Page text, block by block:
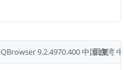
回复
9.2.4970.400中国 台湾